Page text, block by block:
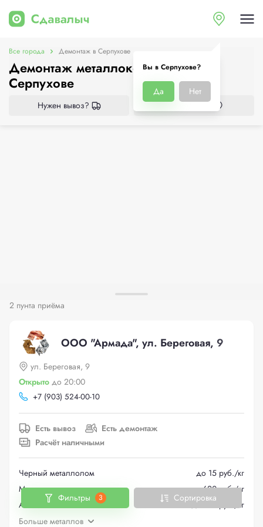
Вы в Серпухове?
Да Нет
Все города Демонтаж в Серпухове
Демонтаж металлоконструкций в
Серпухове
Нужен вывоз? Все приёмки
2 пунта приёма
ООО "Армада", ул. Береговая, 9
ул. Береговая, 9
Открыто до 20:00
+7 (903) 524-00-10
Есть вывоз
Есть демонтаж
Расчёт наличными
Черный металлолом
до 15 руб./кг
Медь
до 620 руб./кг
Алюминий
до 100 руб./кг
Больше металлов
Фильтры 3 Сортировка